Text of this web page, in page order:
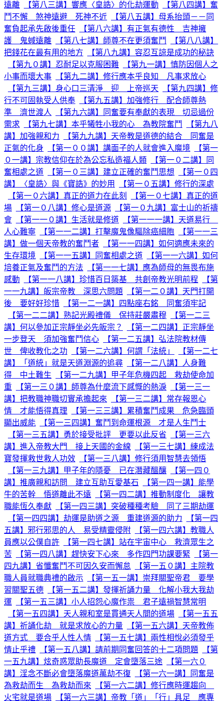
遠離
【第八三講】響應〈皇誥〉的化劫運動
【第八四講】奮
鬥不懈 煞神遠避 死神不近
【第八五講】母系抬頭－－同
奮負起承先啟後重任
【第八六講】有正氣有德性 吉神擁
護 鬼蜮遠離
【第八七講】師尊不在更須奮鬥
【第八八講】
把錢花在最有用的地方
【第八九講】容忍互諒是成功的秘訣
【第九０講】忍耐足以克服困難
【第九一講】慎防因個人之
小事而壞大事
【第九二講】修行應本乎良知 凡事求放心
【第九三講】身心口三清淨 迎 上帝巡天
【第九四講】修
行不可固執受人供奉
【第九五講】加強修行 配合師尊熱
準 濟世渡人
【第九六講】同奮要有奉獻的表現 切忌過份
需求
【第九七講】本乎犧牲小我的心 為教院奮鬥
【第九八
講】加強親和力
【第九九講】天帝教是道德的結合 同奮是
正氣的化身
【第一００講】講面子的人就會進入魔境
【第一
０一講】宗教信仰在於為公忘私造福人類
【第一０二講】同
奮相處之道
【第一０三講】建立正確的奮鬥思想
【第一０四
講】〈皇誥〉與《寶誥》的妙用
【第一０五講】修行的深處
【第一０六講】真正的道力在此刻
【第一０七講】真正的道
場
【第一０八講】修心是道源
【第一０九講】富士山的祈禱
會
【第一一０講】生活就是修道
【第一一一講】天道易行
人心難寧
【第一一二講】打擊魔鬼像驅除癌細胞
【第一一三
講】做一個天帝教的奮鬥者
【第一一四講】如何適應未來的
生存環境
【第一一五講】同奮相處之道
【第一一六講】如何
培養正氣及奮鬥的方法
【第一一七講】應為師母的無畏布施
感動
【第一一八講】珍惜百日築基 共創帝教光明前程
【第
一一九講】皈宗帝教 深思六問題
【第一二０講】天門打開
後 要好好珍惜
【第一二一講】四點座右銘 同奮須牢記
【第一二二講】熟記光殿禮儀 保持莊嚴肅穆
【第一二三
講】何以參加正宗靜坐必先皈宗？
【第一二四講】正宗靜坐
一步登天 須加強奮鬥信心
【第一二五講】弘法院教材傳
世 俾收教化之功
【第一二六講】何謂「法統」
【第一二七
講】「道統」就是天道淵源的追尋
【第一二八講】人身難
得 中土難生
【第一二九講】甲子年危機四起 救劫使命加
重
【第一三０講】師尊為什麼流下感慨的熱淚
【第一三一
講】把教職神職切實承擔起來
【第一三二講】常存報恩心
情 才能悟得真理
【第一三三講】累積奮鬥成果 危急臨頭
顯出威能
【第一三四講】奮鬥到命運根源 才是人生鬥士
【第一三五講】勇於接受批評 更要以此反省
【第一三六
講】進入帝教大門 接上天國的金線
【第一三七講】練成法
寶發揮救世救人功效
【第一三八講】修行須用智慧去領悟
【第一三九講】甲子年的隱憂 已在潛藏醞釀
【第一四０
講】推廣親和訪問 建立互助互愛基石
【第一四一講】能學
牛的苦幹 悟道離此不遠
【第一四二講】推動制度化 讓教
職能恆久奉獻
【第一四三講】突破種種考驗 同了三期劫運
【第一四四講】劫運是助道之源 重建道源的助力
【第一四
五講】邪行邪思的人 易受精靈侵附
【第一四六講】教職人
員應以公僕自許
【第一四七講】站在宇宙中心 救濟眾生之
苦
【第一四八講】趕快安下心來 多作四門功課要緊
【第一
四九講】省懺奮鬥不可因久安而懈怠
【第一五０講】主院教
職人員就職典禮的啟示
【第一五一講】崇拜關聖帝君 要學
習關聖五德
【第一五二講】發揮祈誦力量 化解小我大我劫
運
【第一五三講】小人招怨心魔作祟 君子遠禍智慧常明
【第一五四講】天人親和室是貫通天人間的道場
【第一五五
講】祈誦化劫 就是求放心的力量
【第一五六講】天帝教佈
道方式 要合乎人性人情
【第一五七講】兩性相悅必須發乎
情止乎禮
【第一五八講】請前期同奮回答的十二項問題
【第
一五九講】炫奇惑眾助長魔道 定會墮落三途
【第一六０
講】淫念不斷必會墮落魔道萬劫不復
【第一六一講】同奮是
為救劫而生 為救劫而來
【第一六二講】修行應時運趨向
火宅就是道場
【第一六三講】帝教「道」「行」具足 應專